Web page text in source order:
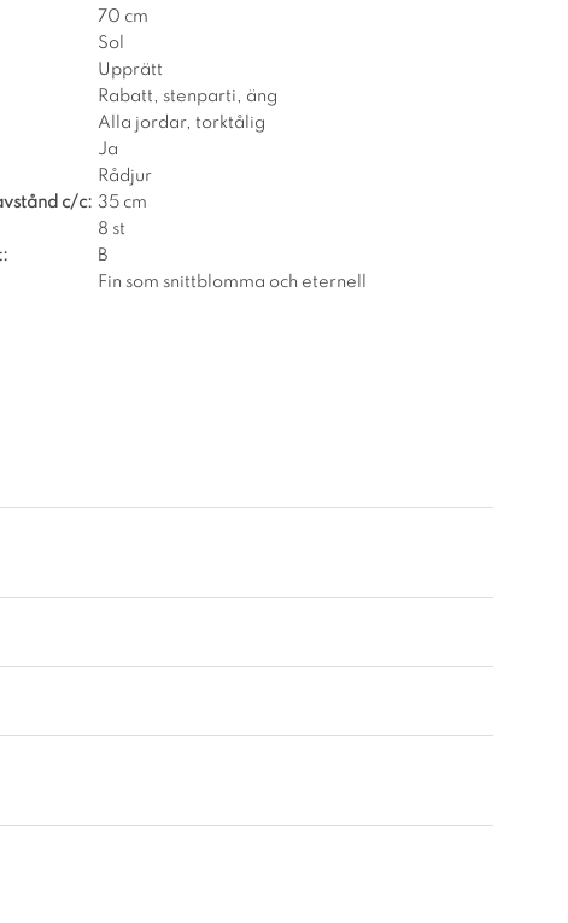
70 cm
Sol
Upprätt
Rabatt, stenparti, äng
Alla jordar, torktålig
Ja
Rådjur
c/c: 35 cm
8 st
B
Fin som snittblomma och eternell